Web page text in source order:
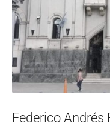
Federico Andrés